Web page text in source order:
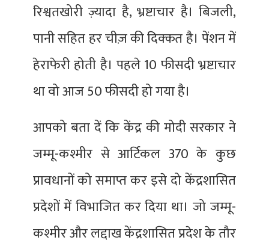
रिश्वतखोरी ज़्यादा है, भ्रष्टाचार है। बिजली,
पानी सहित हर चीज़ की दिक्कत है। पेंशन में
हेराफेरी होती है। पहले 10 फीसदी भ्रष्टाचार
था वो आज 50 फीसदी हो गया है।
आपको बता दें कि केंद्र की मोदी सरकार ने
जम्मू-कश्मीर से आर्टिकल 370 के कुछ
प्रावधानों को समाप्त कर इसे दो केंद्रशासित
प्रदेशों में विभाजित कर दिया था। जो जम्मू-
कश्मीर और लद्दाख केंद्रशासित प्रदेश के तौर